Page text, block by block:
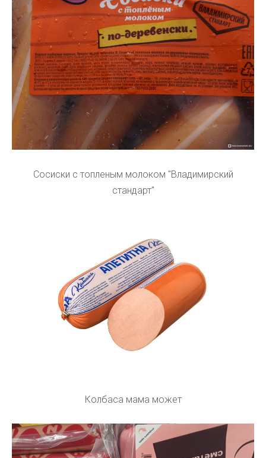
Сосиски с топленым молоком "Владимирский
стандарт"
Колбаса мама может